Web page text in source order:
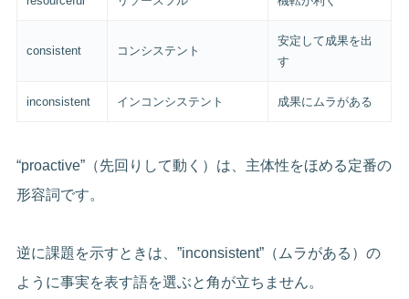
consistent コンシステント
安定して成果を出
す
inconsistent インコンシステント 成果にムラがある
“proactive”（先回りして動く）は、主体性をほめる定番の
形容詞です。
逆に課題を示すときは、”inconsistent”（ムラがある）の
ように事実を表す語を選ぶと角が立ちません。